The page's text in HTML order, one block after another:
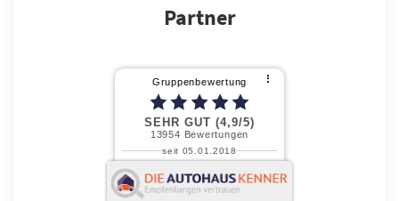
Partner